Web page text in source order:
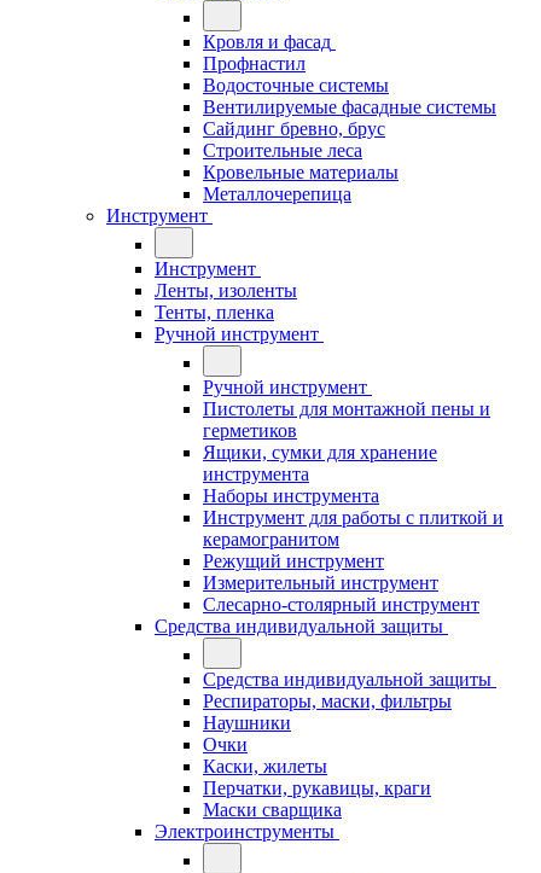
Кровля и фасад
Профнастил
Водосточные системы
Вентилируемые фасадные системы
Сайдинг бревно, брус
Строительные леса
Кровельные материалы
Металлочерепица
Инструмент
Инструмент
Ленты, изоленты
Тенты, пленка
Ручной инструмент
Ручной инструмент
Пистолеты для монтажной пены и
герметиков
Ящики, сумки для хранение
инструмента
Наборы инструмента
Инструмент для работы с плиткой и
керамогранитом
Режущий инструмент
Измерительный инструмент
Слесарно-столярный инструмент
Средства индивидуальной защиты
Средства индивидуальной защиты
Респираторы, маски, фильтры
Наушники
Очки
Каски, жилеты
Перчатки, рукавицы, краги
Маски сварщика
Электроинструменты